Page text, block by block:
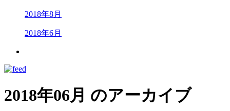
2018年8月
2018年6月
2018年06月 のアーカイブ